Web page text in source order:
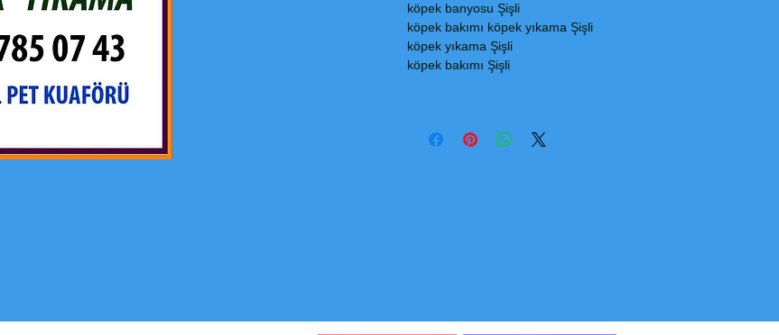
köpek banyosu Şişli
köpek bakımı köpek yıkama Şişli
köpek yıkama Şişli
köpek bakımı Şişli